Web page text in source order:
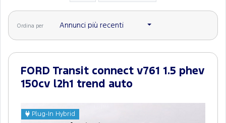
Ordina per Annunci più recenti
FORD Transit connect v761 1.5 phev
150cv l2h1 trend auto
Plug-In Hybrid